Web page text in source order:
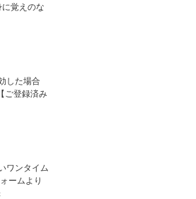
覚えのな
した場合
ご登録済み
ワンタイム
ームより